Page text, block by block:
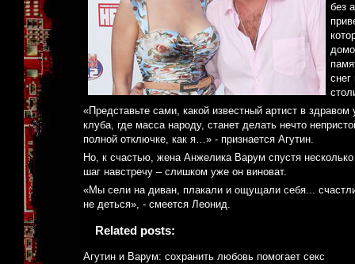
без
снег
«Представьте сами, какой известный артист в
клуба, где масса народу, станет делать нечто
полной отключке, как я…» - признается Агутин.
Но, к счастью, жена Анжелика Варум спустя
шаг навстречу – слишком уже он виноват.
«Мы сели на диван, плакали и ощущали себя...
не деться», - смеется Леонид.
Related posts:
Агутин и Варум: сохранить любовь помогает секс